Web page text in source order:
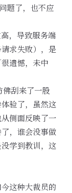
题了，也不应
，导致服务端
求失败），是
遗憾，未中
佛刮来了一股
验了，虽然这
侧面反映了一
，谁会没事做
学到教训，这
这种大裁员的